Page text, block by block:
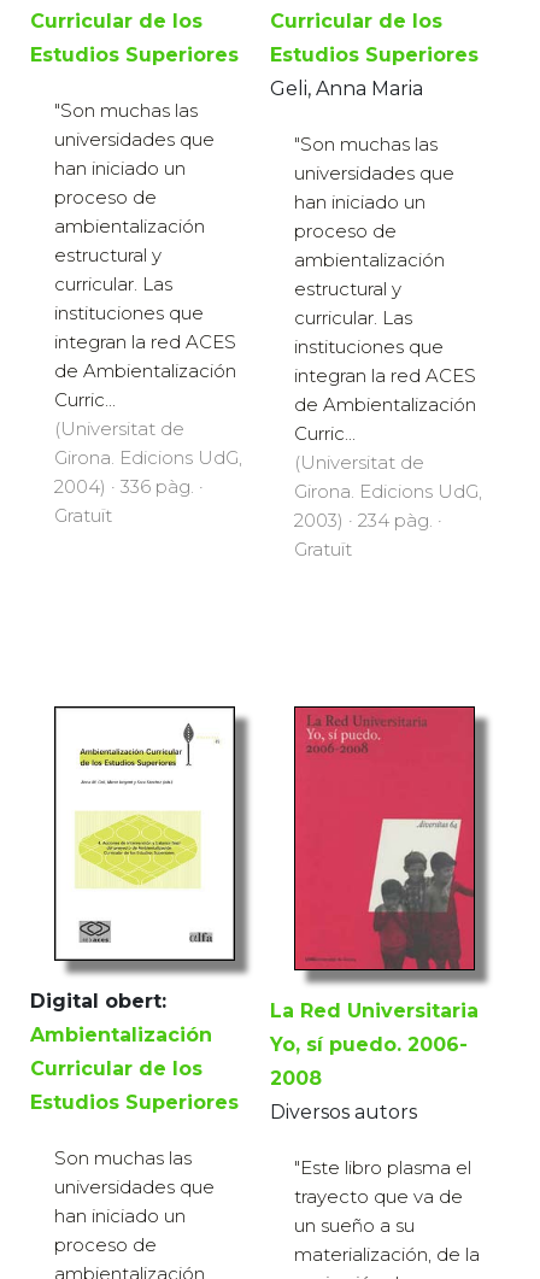
Curricular de los
Estudios Superiores
"Son muchas las
universidades que
han iniciado un
proceso de
ambientalización
estructural y
curricular. Las
instituciones que
integran la red ACES
de Ambientalización
Curric...
(Universitat de
Girona. Edicions UdG,
2004) · 336 pàg. ·
Gratuït
Curricular de los
Estudios Superiores
Geli, Anna Maria
"Son muchas las
universidades que
han iniciado un
proceso de
ambientalización
estructural y
curricular. Las
instituciones que
integran la red ACES
de Ambientalización
Curric...
(Universitat de
Girona. Edicions UdG,
2003) · 234 pàg. ·
Gratuït
Digital obert:
Ambientalización
Curricular de los
Estudios Superiores
Son muchas las
universidades que
han iniciado un
proceso de
ambientalización
La Red Universitaria
Yo, sí puedo. 2006-
2008
Diversos autors
"Este libro plasma el
trayecto que va de
un sueño a su
materialización, de la